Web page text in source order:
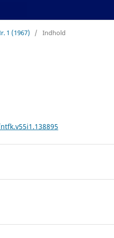
1 (1967) / Indhold